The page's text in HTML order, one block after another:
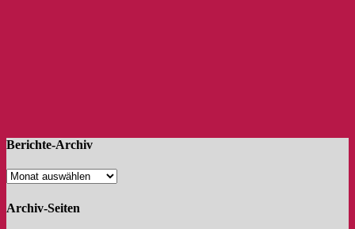
Berichte-Archiv
Archiv-Seiten